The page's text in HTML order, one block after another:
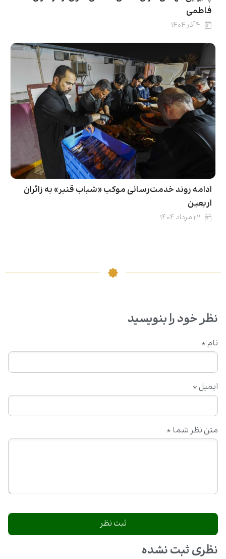
فاطمی
۴ آذر ۱۴۰۴
ادامه روند خدمت‌رسانی موکب «شباب قنبر» به زائران
اربعین
۲۲ مرداد ۱۴۰۴
نظر خود را بنویسید
متن نظر شما *
نام *
ایمیل *
نظری ثبت نشده